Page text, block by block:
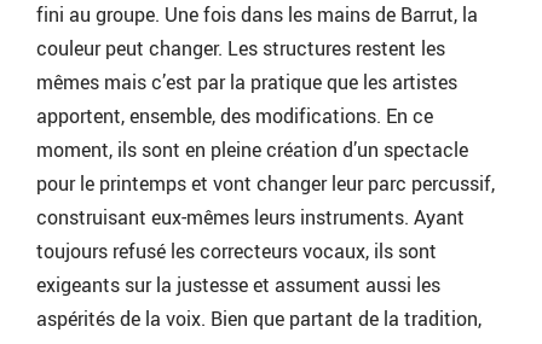
fini au groupe. Une fois dans les mains de Barrut, la
couleur peut changer. Les structures restent les
mêmes mais c’est par la pratique que les artistes
apportent, ensemble, des modifications. En ce
moment, ils sont en pleine création d’un spectacle
pour le printemps et vont changer leur parc percussif,
construisant eux-mêmes leurs instruments. Ayant
toujours refusé les correcteurs vocaux, ils sont
exigeants sur la justesse et assument aussi les
aspérités de la voix. Bien que partant de la tradition,